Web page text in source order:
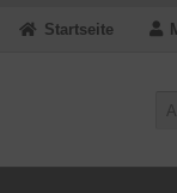
Startseite